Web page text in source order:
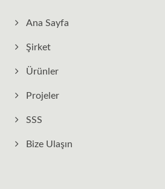
Ana Sayfa
Şirket
Ürünler
Projeler
SSS
Bize Ulaşın